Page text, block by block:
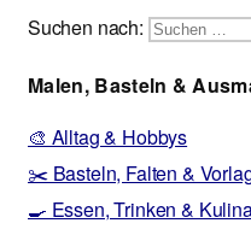
Suchen nach:
Malen, Basteln &
🎨 Alltag & Hobbys
✂️ Basteln, Falten &
🍳 Essen, Trinken &